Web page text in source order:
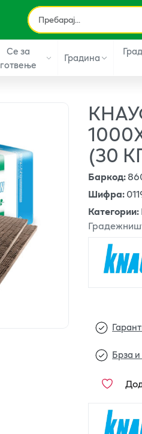
Се за
готвење
Градина
(30
Баркод:
Шифра:
Категории:
Брза